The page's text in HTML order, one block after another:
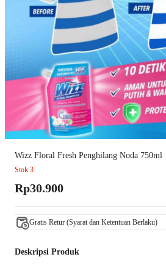
Wizz Floral Fresh Penghilang Noda 750ml
Stok 3
Rp30.900
Gratis Retur (Syarat dan Ketentuan Berlaku)
Deskripsi Produk